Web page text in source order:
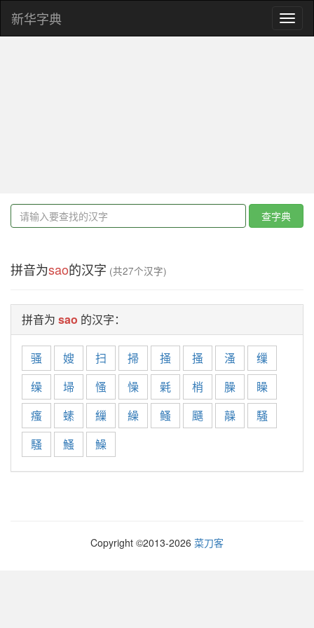
新华字典
查字典
拼音为sao的汉字 (共27个汉字)
拼音为 sao 的汉字：
骚 嫂 扫 掃 掻 搔 溞
缫
缲
埽 慅 懆 氉 梢 臊
矂
瘙
螦 繅 繰 鳋 颾 髞
騒
騷
鰠 鱢
Copyright ©2013-2026 菜刀客